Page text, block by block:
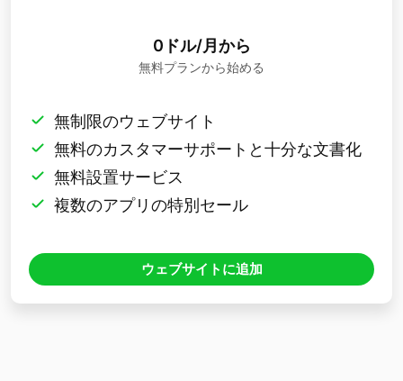
0ドル/月から
無料プランから始める
無制限のウェブサイト
無料のカスタマーサポートと十分な文書化
無料設置サービス
複数のアプリの特別セール
ウェブサイトに追加